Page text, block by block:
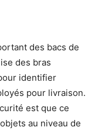
des bacs de
des bras
identifier
pour livraison.
est que ce
au niveau de